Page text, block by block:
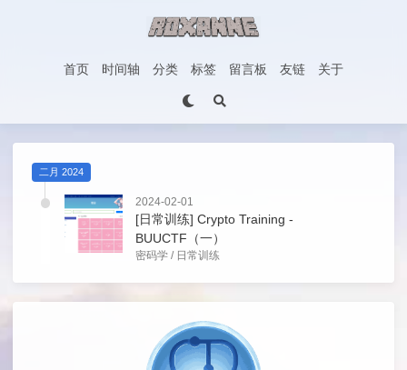
首页 时间轴 分类 标签 留言板 友链 关于
二月 2024
2024-02-01
[日常训练] Crypto Training -
BUUCTF（一）
密码学 / 日常训练